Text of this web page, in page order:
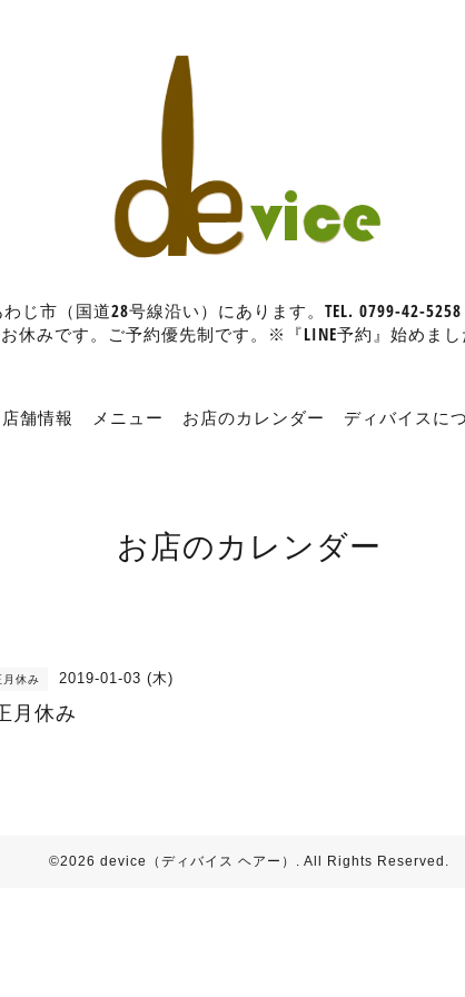
じ市（国道28号線沿い）にあります。TEL. 0799-42-
お休みです。ご予約優先制です。※『LINE予約』始めまし
店舗情報 メニュー お店のカレンダー ディバイスに
お店のカレンダー
月休み 2019-01-03 (木)
月休み
©2026 device（ディバイス ヘアー） . All Rights Reserved.